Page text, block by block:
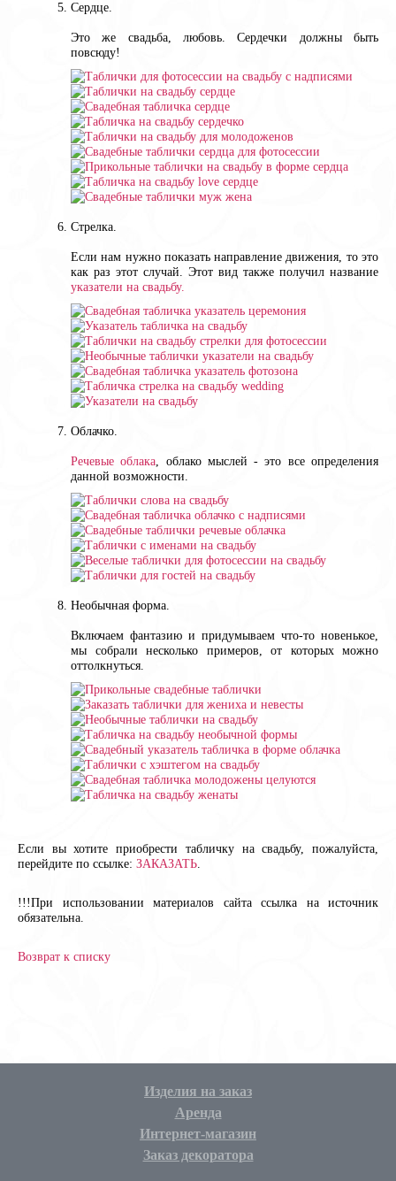
Сердце.
Это же свадьба, любовь. Сердечки должны быть
повсюду!
Стрелка.
Если нам нужно показать направление движения, то это
как раз этот случай. Этот вид также получил название
указатели на свадьбу.
Облачко.
Речевые облака, облако мыслей - это все определения
данной возможности.
Необычная форма.
Включаем фантазию и придумываем что-то новенькое,
мы собрали несколько примеров, от которых можно
оттолкнуться.
Если вы хотите приобрести табличку на свадьбу, пожалуйста,
перейдите по ссылке: ЗАКАЗАТЬ.
!!!При использовании материалов сайта ссылка на источник
обязательна.
Возврат к списку
Изделия на заказ
Аренда
Интернет-магазин
Заказ декоратора